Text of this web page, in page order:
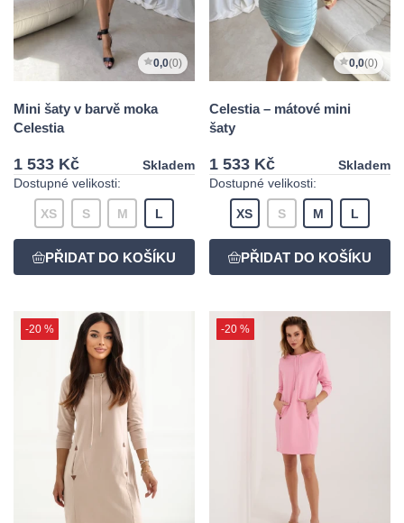
0,0(0)
Mini šaty v barvě moka
Celestia
1 533 Kč
Skladem
Dostupné velikosti:
XS S M L
0,0(0)
Celestia – mátové mini
šaty
1 533 Kč
Skladem
Dostupné velikosti:
XS S M L
-20 % -20 %